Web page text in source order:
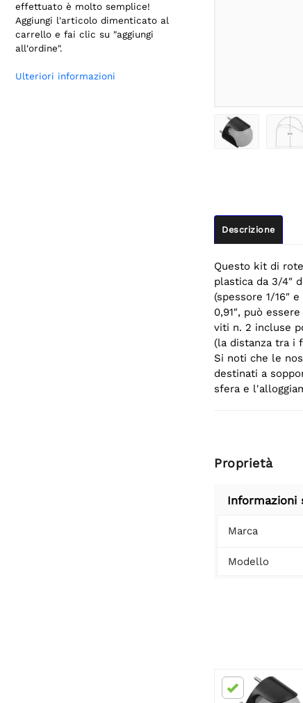
effettuato è molto semplice!
Aggiungi l'articolo dimenticato al
carrello e fai clic su "aggiungi
all'ordine".
Ulteriori informazioni
Descrizione
Questo kit di
plastica da 3/4″
(spessore 1/16″
0,91″, può
viti n. 2 incluse
(la distanza tra i
Si noti che le
destinati a
sfera e
Proprietà
Informazioni
Marca
Modello